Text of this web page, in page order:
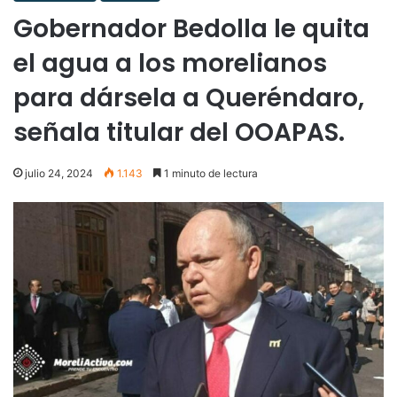
Gobernador Bedolla le quita
el agua a los morelianos
para dársela a Queréndaro,
señala titular del OOAPAS.
julio 24, 2024 1.143 1 minuto de lectura